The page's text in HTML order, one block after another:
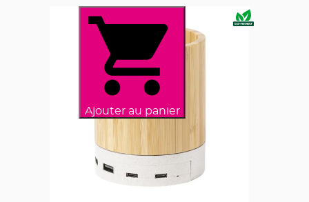
Ajouter au panier